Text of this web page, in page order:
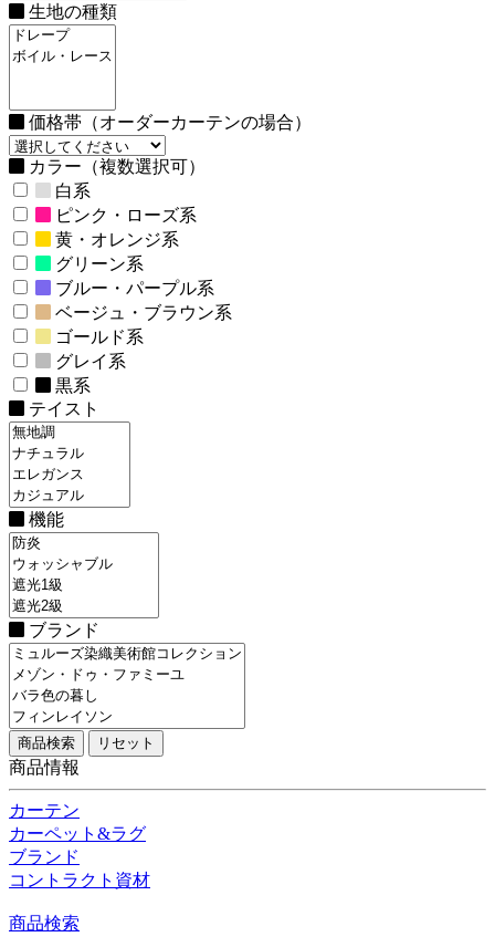
生地の種類
価格帯（オーダーカーテンの場合）
カラー（複数選択可）
白系
ピンク・ローズ系
黄・オレンジ系
グリーン系
ブルー・パープル系
ベージュ・ブラウン系
ゴールド系
グレイ系
黒系
テイスト
機能
ブランド
商品情報
カーテン
カーペット&ラグ
ブランド
コントラクト資材
商品検索